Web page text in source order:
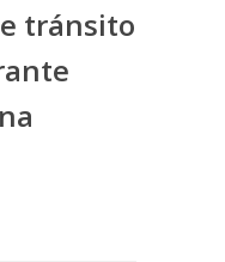
tránsito